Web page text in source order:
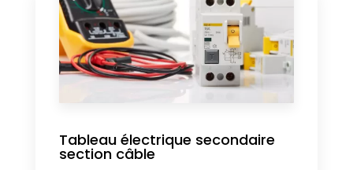
Tableau électrique secondaire
section câble